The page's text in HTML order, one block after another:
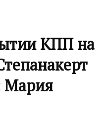
КПП на
Мария